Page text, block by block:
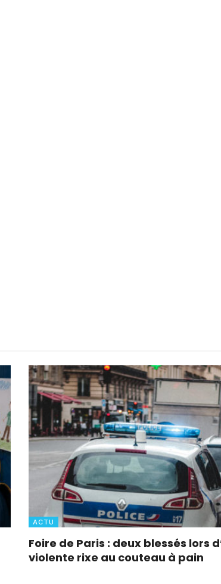
ACTU
Foire de Paris : deux blessés lors
violente rixe au couteau à pain